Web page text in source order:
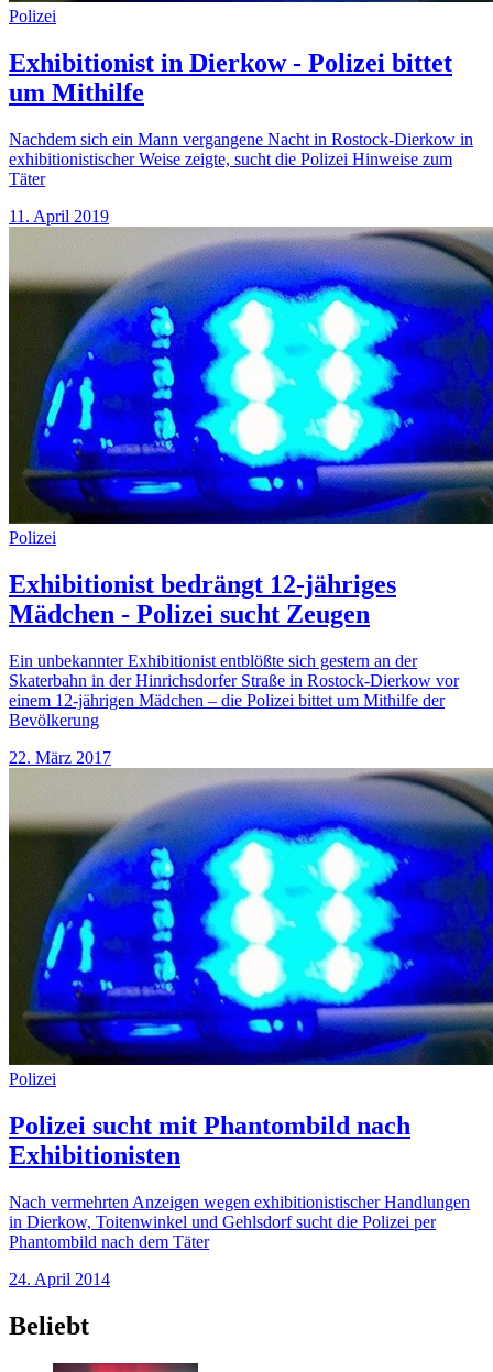
Polizei
Exhibitionist in Dierkow - Polizei bittet
um Mithilfe
Nachdem sich ein Mann vergangene Nacht in Rostock-Dierkow in
exhibitionistischer Weise zeigte, sucht die Polizei Hinweise zum
Täter
11. April 2019
Polizei
Exhibitionist bedrängt 12-jähriges
Mädchen - Polizei sucht Zeugen
Ein unbekannter Exhibitionist entblößte sich gestern an der
Skaterbahn in der Hinrichsdorfer Straße in Rostock-Dierkow vor
einem 12-jährigen Mädchen – die Polizei bittet um Mithilfe der
Bevölkerung
22. März 2017
Polizei
Polizei sucht mit Phantombild nach
Exhibitionisten
Nach vermehrten Anzeigen wegen exhibitionistischer Handlungen
in Dierkow, Toitenwinkel und Gehlsdorf sucht die Polizei per
Phantombild nach dem Täter
24. April 2014
Beliebt